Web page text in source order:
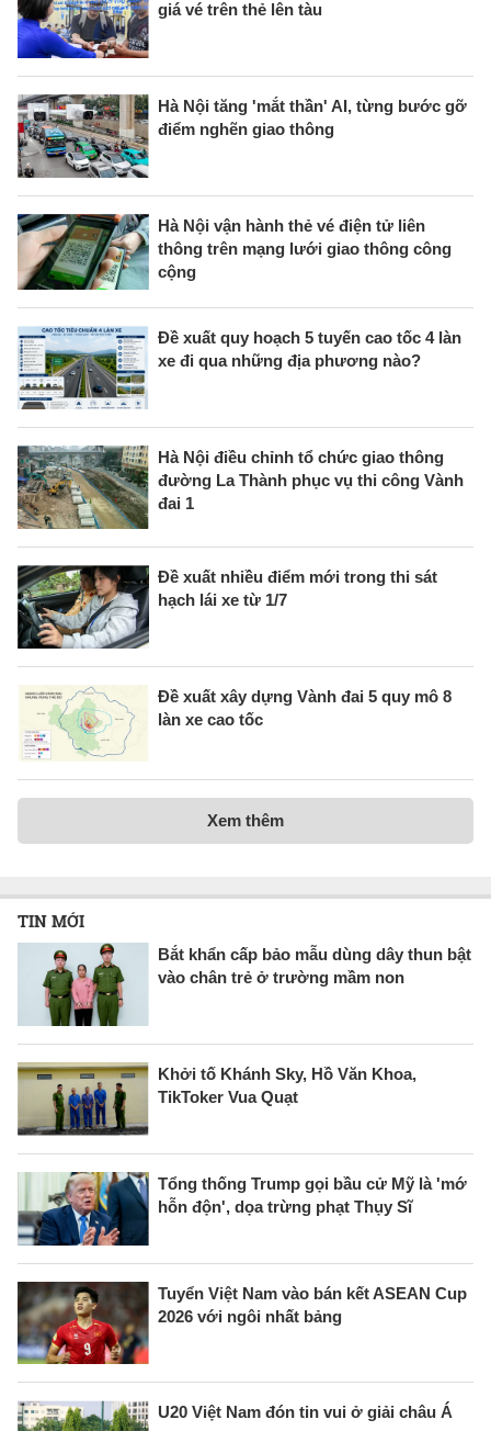
giá vé trên thẻ lên tàu
Hà Nội tăng 'mắt thần' AI, từng bước gỡ
điểm nghẽn giao thông
Hà Nội vận hành thẻ vé điện tử liên
thông trên mạng lưới giao thông công
cộng
Đề xuất quy hoạch 5 tuyến cao tốc 4 làn
xe đi qua những địa phương nào?
Hà Nội điều chỉnh tổ chức giao thông
đường La Thành phục vụ thi công Vành
đai 1
Đề xuất nhiều điểm mới trong thi sát
hạch lái xe từ 1/7
Đề xuất xây dựng Vành đai 5 quy mô 8
làn xe cao tốc
Xem thêm
TIN MỚI
Bắt khẩn cấp bảo mẫu dùng dây thun bật
vào chân trẻ ở trường mầm non
Khởi tố Khánh Sky, Hồ Văn Khoa,
TikToker Vua Quạt
Tổng thống Trump gọi bầu cử Mỹ là 'mớ
hỗn độn', dọa trừng phạt Thụy Sĩ
Tuyển Việt Nam vào bán kết ASEAN Cup
2026 với ngôi nhất bảng
U20 Việt Nam đón tin vui ở giải châu Á